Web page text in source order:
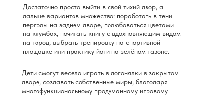
Достаточно просто выйти в свой тихий двор, а
дальше вариантов множество: поработать в тени
перголы на заднем дворе, полюбоваться цветами
на клумбах, почитать книгу с вдохновляющим видом
на город, выбрать тренировку на спортивной
площадке или практику йоги на зелёном газоне.
Дети смогут весело играть в догонялки в закрытом
дворе, создавать собственные миры, благодаря
многофункциональному продуманному игровому